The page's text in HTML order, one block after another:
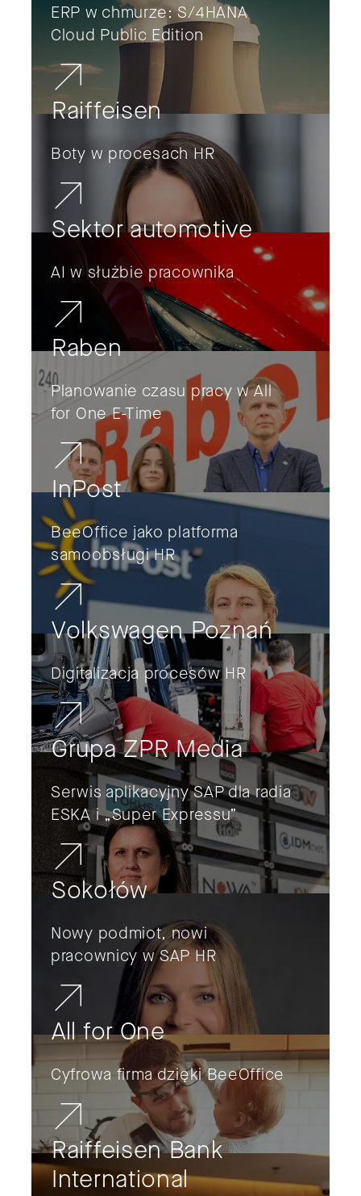
ERP w chmurze: S/4HANA
Cloud Public Edition
Raiffeisen
Boty w procesach HR
Sektor automotive
AI w służbie pracownika
Raben
Planowanie czasu pracy w All
for One E-Time
InPost
BeeOffice jako platforma
samoobsługi HR
Volkswagen Poznań
Digitalizacja procesów HR
Grupa ZPR Media
Serwis aplikacyjny SAP dla radia
ESKA i „Super Expressu”
Sokołów
Nowy podmiot, nowi
pracownicy w SAP HR
All for One
Cyfrowa firma dzięki BeeOffice
Raiffeisen Bank
International